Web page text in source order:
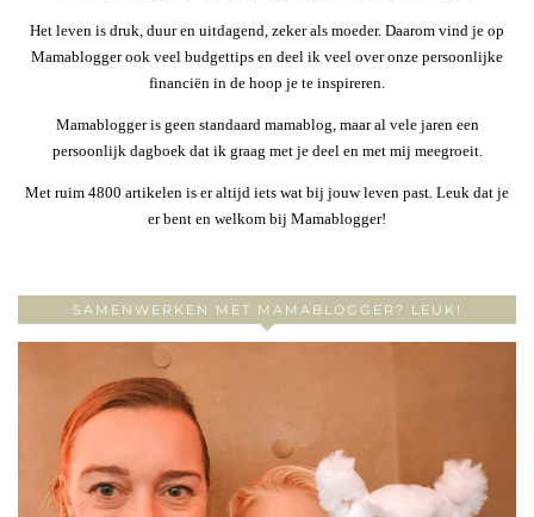
Het leven is druk, duur en uitdagend, zeker als moeder. Daarom vind je op
Mamablogger ook veel budgettips en deel ik veel over onze persoonlijke
financiën in de hoop je te inspireren.
Mamablogger is geen standaard mamablog, maar al vele jaren een
persoonlijk dagboek dat ik graag met je deel en met mij meegroeit.
Met ruim 4800 artikelen is er altijd iets wat bij jouw leven past. Leuk dat je
er bent en welkom bij Mamablogger!
SAMENWERKEN MET MAMABLOGGER? LEUK!